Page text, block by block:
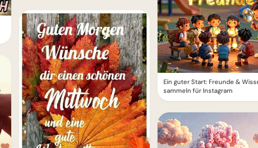
Ein guter Start: Freunde &
sammeln für Instagram